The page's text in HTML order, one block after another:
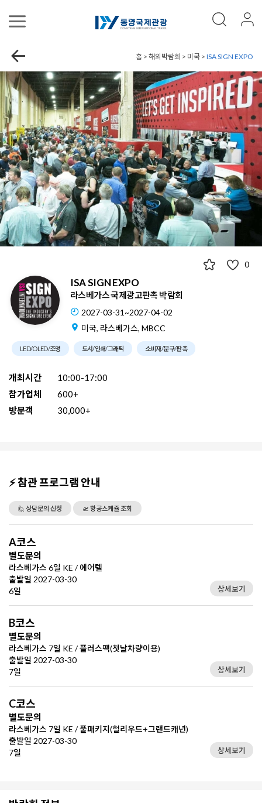
홈 > 해외박람회 > 미국 > ISA SIGN EXPO
0
ISA SIGN EXPO
라스베가스 국제광고판촉 박람회
2027-03-31~2027-04-02
미국, 라스베가스, MBCC
LED/OLED/조명 도서/인쇄/그래픽 소비재/문구/판촉
개최시간
10:00-17:00
참가업체
600+
방문객
30,000+
⚡ 참관 프로그램 안내
🙋 상담문의 신청 🛫 항공스케쥴 조회
A코스
별도문의
라스베가스 6일 KE / 에어텔
출발일 2027-03-30
6일
상세보기
B코스
별도문의
라스베가스 7일 KE / 플러스팩(첫날차량이용)
출발일 2027-03-30
7일
상세보기
C코스
별도문의
라스베가스 7일 KE / 풀패키지(헐리우드+그랜드캐년)
출발일 2027-03-30
7일
상세보기